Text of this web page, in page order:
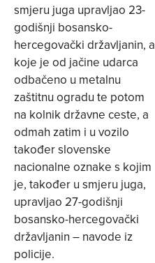
smjeru juga upravljao 23-
godišnji bosansko-
hercegovački državljanin, a
koje je od jačine udarca
odbačeno u metalnu
zaštitnu ogradu te potom
na kolnik državne ceste, a
odmah zatim i u vozilo
također slovenske
nacionalne oznake s kojim
je, također u smjeru juga,
upravljao 27-godišnji
bosansko-hercegovački
državljanin – navode iz
policije.